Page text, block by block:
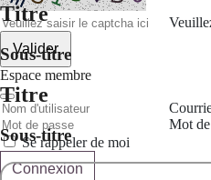
Titre
Sous-titre
Titre
Sous-titre
Valider
Espace membre
Mot de
Se rappeler de moi
Connexion